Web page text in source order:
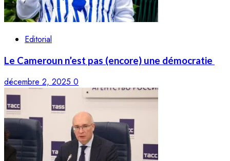
Editorial
Le Cameroun n’est pas (encore) une démocratie
décembre 2, 2025 0